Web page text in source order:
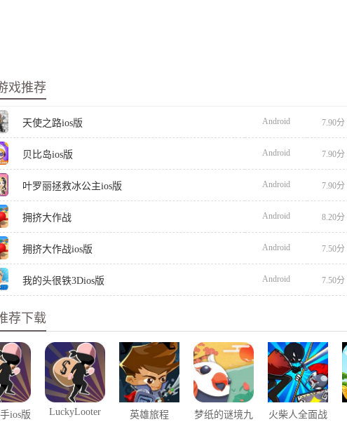
戏推荐
天使之路ios版 Android 7.90分
贝比岛ios版 Android 7.90分
叶罗丽拯救冰公主ios版 Android 7.90分
拥挤大作战 Android 8.20分
拥挤大作战ios版 Android 7.50分
我的头很铁3Dios版 Android 7.50分
荐下载
ios版 LuckyLooter 英雄旅程
梦纸的谜境九
火柴人全面战